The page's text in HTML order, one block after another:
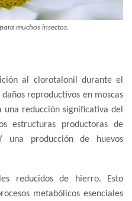
muchos insectos.
al clorotalonil durante el
reproductivos en moscas
reducción significativa del
estructuras productoras de
una producción de huevos
reducidos de hierro. Esto
metabólicos esenciales